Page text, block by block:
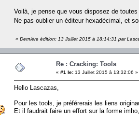
Voilà, je pense que vous disposez de
Ne pas oublier un éditeur hexadécimal, et
« Dernière édition: 13 Juillet 2015 à 18:14:31 par
Re : Cracking: Tools
« #1 le: 13 Juillet 2015 à 13:32:06 »
Hello Lascazas,
Pour les tools, je préférerais les liens
Et il faudrait faire un effort sur la forme